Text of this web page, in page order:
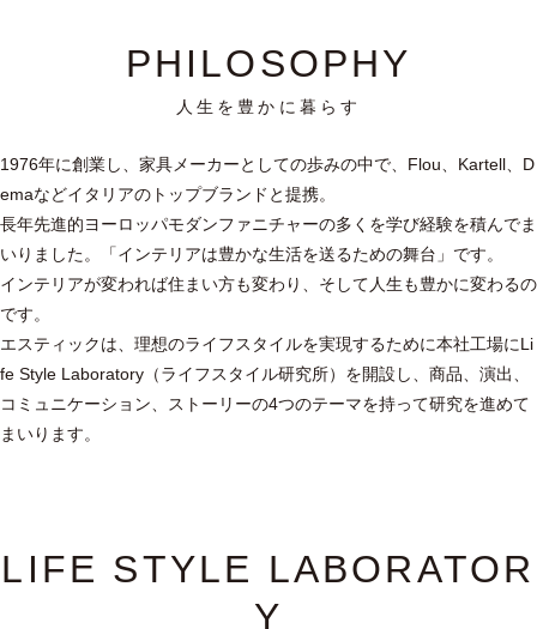
PHILOSOPHY
人生を豊かに暮らす
1976年に創業し、家具メーカーとしての歩みの中で、Flou、Kartell、D
emaなどイタリアのトップブランドと提携。
長年先進的ヨーロッパモダンファニチャーの多くを学び経験を積んでま
いりました。「インテリアは豊かな生活を送るための舞台」です。
インテリアが変われば住まい方も変わり、そして人生も豊かに変わるの
です。
エスティックは、理想のライフスタイルを実現するために本社工場にLi
fe Style Laboratory（ライフスタイル研究所）を開設し、商品、演出、
コミュニケーション、ストーリーの4つのテーマを持って研究を進めて
まいります。
LIFE STYLE LABORATOR
Y